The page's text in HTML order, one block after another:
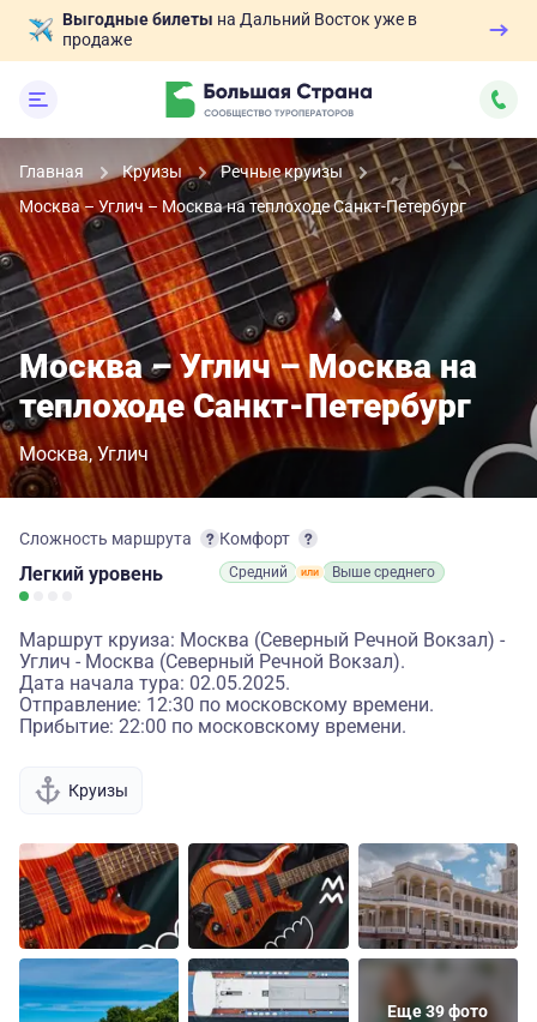
Выгодные билеты на Дальний Восток уже в
продаже
Главная Круизы
Речные круизы
Москва – Углич – Москва на теплоходе Санкт-Петербург
Москва – Углич – Москва на
теплоходе Санкт-Петербург
Москва Углич
Сложность маршрута
Легкий уровень
Комфорт
Средний Выше среднего
Маршрут круиза: Москва (Северный Речной Вокзал) -
Углич - Москва (Северный Речной Вокзал).
Дата начала тура: 02.05.2025.
Отправление: 12:30 по московскому времени.
Прибытие: 22:00 по московскому времени.
Круизы
Еще 39 фото